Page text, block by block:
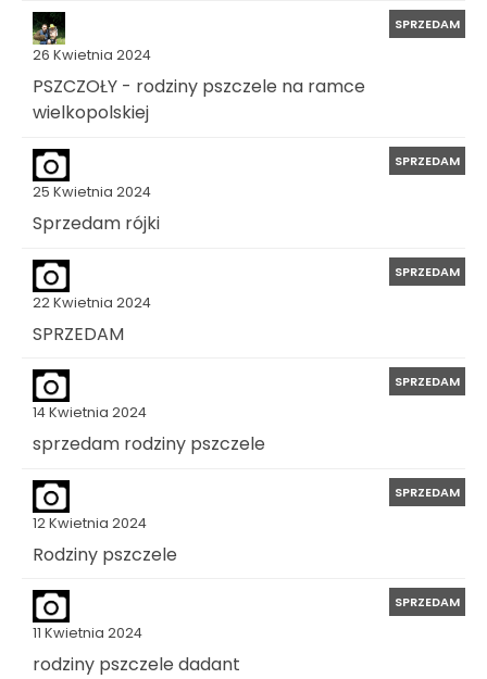
26 Kwietnia 2024
SPRZEDAM
PSZCZOŁY - rodziny pszczele na ramce
wielkopolskiej
25 Kwietnia 2024
SPRZEDAM
Sprzedam rójki
22 Kwietnia 2024
SPRZEDAM
SPRZEDAM
14 Kwietnia 2024
SPRZEDAM
sprzedam rodziny pszczele
12 Kwietnia 2024
SPRZEDAM
Rodziny pszczele
11 Kwietnia 2024
SPRZEDAM
rodziny pszczele dadant